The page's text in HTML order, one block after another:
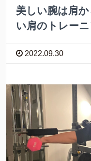
美しい腕は肩か
い肩のトレー
2022.09.30